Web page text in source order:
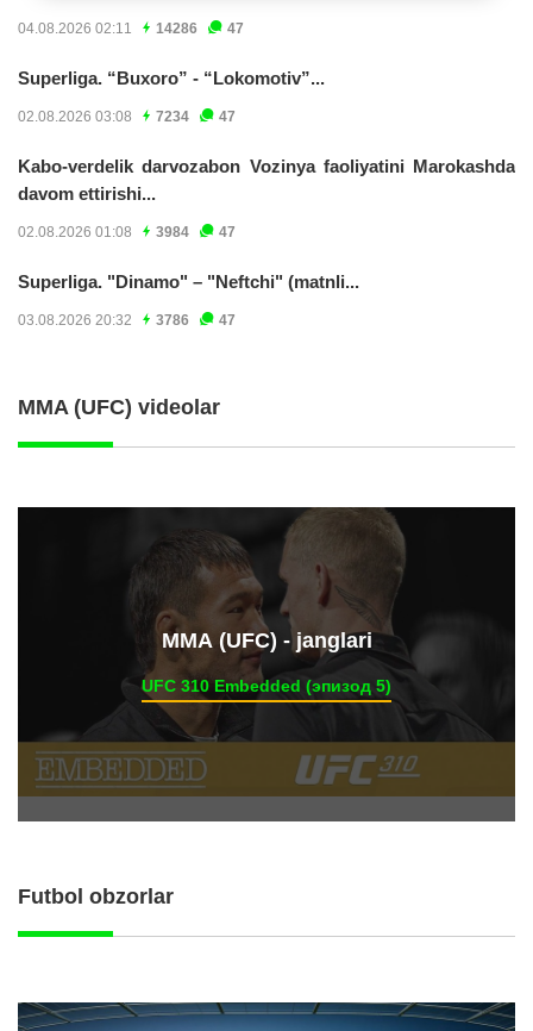
04.08.2026 02:11 14286 47
Superliga. “Buxoro” - “Lokomotiv”...
02.08.2026 03:08 7234 47
Kabo-verdelik darvozabon Vozinya faoliyatini Marokashda
davom ettirishi...
02.08.2026 01:08 3984 47
Superliga. "Dinamo" – "Neftchi" (matnli...
03.08.2026 20:32 3786 47
MMA (UFC) videolar
ММА (UFC) - janglari
UFC 310 Embedded (эпизод 5)
Futbol obzorlar